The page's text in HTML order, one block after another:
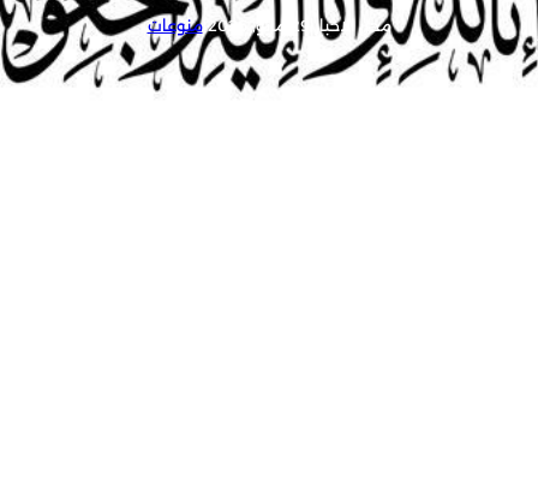
محرر الاخبار|29 مايو, 2026 |منوعات